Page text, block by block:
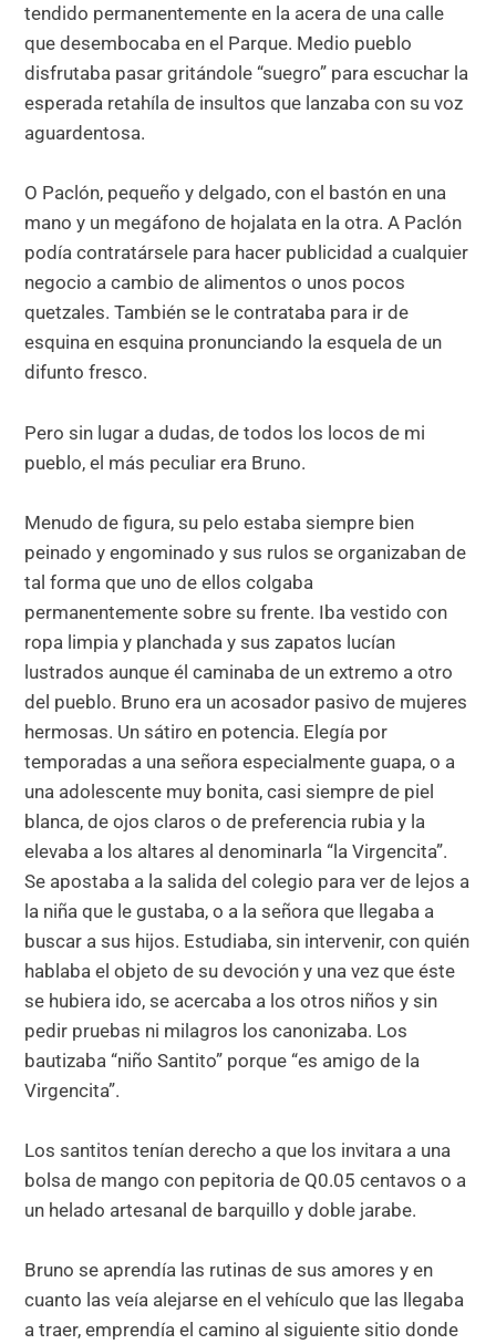
tendido permanentemente en la acera de una calle
que desembocaba en el Parque. Medio pueblo
disfrutaba pasar gritándole “suegro” para escuchar la
esperada retahíla de insultos que lanzaba con su voz
aguardentosa.
O Paclón, pequeño y delgado, con el bastón en una
mano y un megáfono de hojalata en la otra. A Paclón
podía contratársele para hacer publicidad a cualquier
negocio a cambio de alimentos o unos pocos
quetzales. También se le contrataba para ir de
esquina en esquina pronunciando la esquela de un
difunto fresco.
Pero sin lugar a dudas, de todos los locos de mi
pueblo, el más peculiar era Bruno.
Menudo de figura, su pelo estaba siempre bien
peinado y engominado y sus rulos se organizaban de
tal forma que uno de ellos colgaba
permanentemente sobre su frente. Iba vestido con
ropa limpia y planchada y sus zapatos lucían
lustrados aunque él caminaba de un extremo a otro
del pueblo. Bruno era un acosador pasivo de mujeres
hermosas. Un sátiro en potencia. Elegía por
temporadas a una señora especialmente guapa, o a
una adolescente muy bonita, casi siempre de piel
blanca, de ojos claros o de preferencia rubia y la
elevaba a los altares al denominarla “la Virgencita”.
Se apostaba a la salida del colegio para ver de lejos a
la niña que le gustaba, o a la señora que llegaba a
buscar a sus hijos. Estudiaba, sin intervenir, con quién
hablaba el objeto de su devoción y una vez que éste
se hubiera ido, se acercaba a los otros niños y sin
pedir pruebas ni milagros los canonizaba. Los
bautizaba “niño Santito” porque “es amigo de la
Virgencita”.
Los santitos tenían derecho a que los invitara a una
bolsa de mango con pepitoria de Q0.05 centavos o a
un helado artesanal de barquillo y doble jarabe.
Bruno se aprendía las rutinas de sus amores y en
cuanto las veía alejarse en el vehículo que las llegaba
a traer, emprendía el camino al siguiente sitio donde